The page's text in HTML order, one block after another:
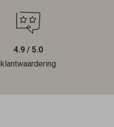
4.9 / 5.0
klantwaardering